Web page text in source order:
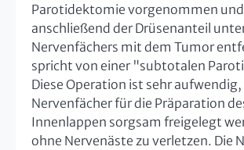
Parotidektomie vorgenommen und
anschließend der Drüsenanteil
Nervenfächers mit dem Tumor
spricht von einer "subtotalen
Diese Operation ist sehr aufwendig,
Nervenfächer für die Präparation
Innenlappen sorgsam freigelegt
ohne Nervenäste zu verletzen. Die